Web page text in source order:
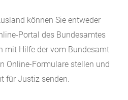
können Sie entweder
Portal des Bundesamtes
mit Hilfe der vom Bundesamt
Online-Formulare stellen und
für Justiz senden.